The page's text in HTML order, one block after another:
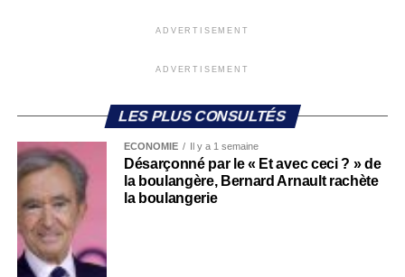
ADVERTISEMENT
ADVERTISEMENT
LES PLUS CONSULTÉS
ECONOMIE Il y a 1 semaine
Désarçonné par le « Et avec ceci ? » de
la boulangère, Bernard Arnault rachète
la boulangerie